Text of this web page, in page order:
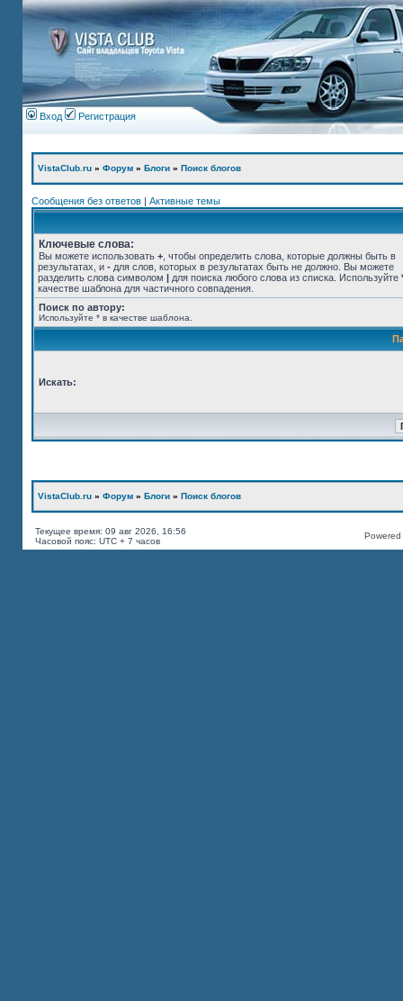
Вход Регистрация
VistaClub.ru » Форум » Блоги » Поиск блогов
Сообщения без ответов | Активные темы
Ключевые слова:
Вы можете использовать + , чтобы определить слова, которые должны быть в
результатах, и - для слов, которых в результатах быть не должно. Вы можете
разделить слова символом | для поиска любого слова из списка. Используйте
качестве шаблона для частичного совпадения.
Поиск по автору:
Используйте * в качестве шаблона.
Искать:
VistaClub.ru » Форум » Блоги » Поиск блогов
Текущее время: 09 авг 2026, 16:56
Часовой пояс: UTC + 7 часов